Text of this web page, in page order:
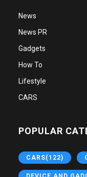
News
News PR
Gadgets
How To
Lifestyle
CARS
POPULAR
CARS(122)